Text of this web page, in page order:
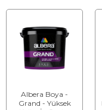
Albera Boya -
Grand - Yüksek